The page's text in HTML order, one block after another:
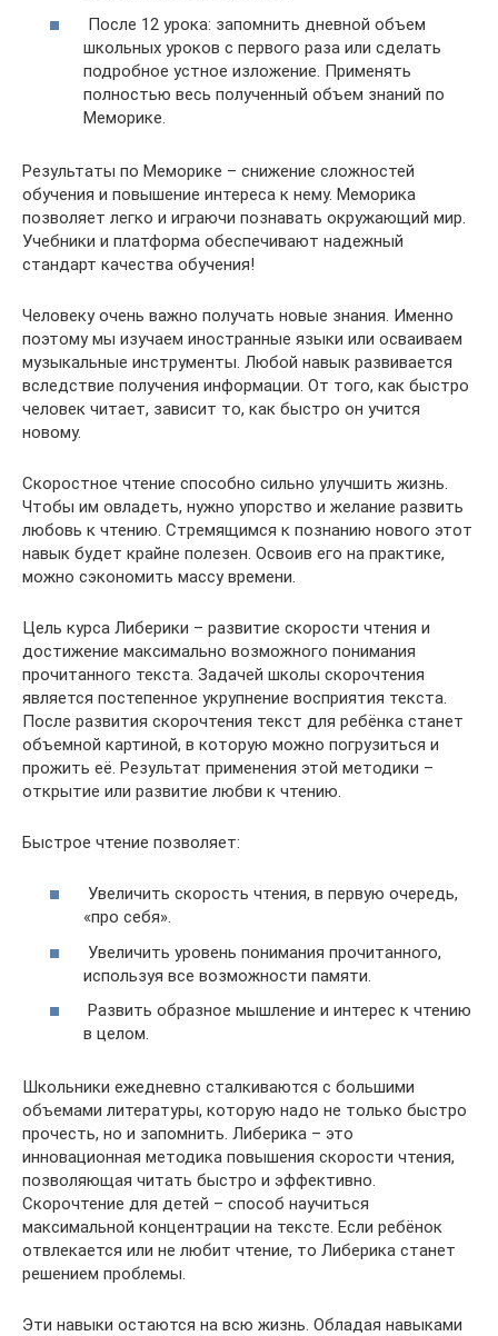
После 12 урока: запомнить дневной объем
школьных уроков с первого раза или сделать
подробное устное изложение. Применять
полностью весь полученный объем знаний по
Меморике.
Результаты по Меморике – снижение сложностей
обучения и повышение интереса к нему. Меморика
позволяет легко и играючи познавать окружающий мир.
Учебники и платформа обеспечивают надежный
стандарт качества обучения!
Человеку очень важно получать новые знания. Именно
поэтому мы изучаем иностранные языки или осваиваем
музыкальные инструменты. Любой навык развивается
вследствие получения информации. От того, как быстро
человек читает, зависит то, как быстро он учится
новому.
Скоростное чтение способно сильно улучшить жизнь.
Чтобы им овладеть, нужно упорство и желание развить
любовь к чтению. Стремящимся к познанию нового этот
навык будет крайне полезен. Освоив его на практике,
можно сэкономить массу времени.
Цель курса Либерики – развитие скорости чтения и
достижение максимально возможного понимания
прочитанного текста. Задачей школы скорочтения
является постепенное укрупнение восприятия текста.
После развития скорочтения текст для ребёнка станет
объемной картиной, в которую можно погрузиться и
прожить её. Результат применения этой методики –
открытие или развитие любви к чтению.
Быстрое чтение позволяет:
Увеличить скорость чтения, в первую очередь,
«про себя».
Увеличить уровень понимания прочитанного,
используя все возможности памяти.
Развить образное мышление и интерес к чтению
в целом.
Школьники ежедневно сталкиваются с большими
объемами литературы, которую надо не только быстро
прочесть, но и запомнить. Либерика – это
инновационная методика повышения скорости чтения,
позволяющая читать быстро и эффективно.
Скорочтение для детей – способ научиться
максимальной концентрации на тексте. Если ребёнок
отвлекается или не любит чтение, то Либерика станет
решением проблемы.
Эти навыки остаются на всю жизнь. Обладая навыками